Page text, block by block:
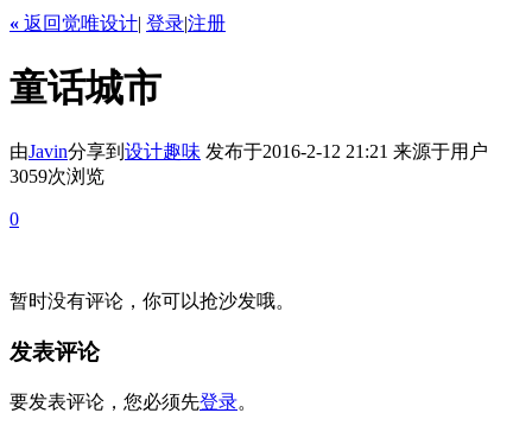
« 返回觉唯设计| 登录|注册
童话城市
由Javin分享到 设计趣味 发布于2016-2-12 21:21 来源于用户
3059次浏览
0
暂时没有评论，你可以抢沙发哦。
发表评论
要发表评论，您必须先登录。